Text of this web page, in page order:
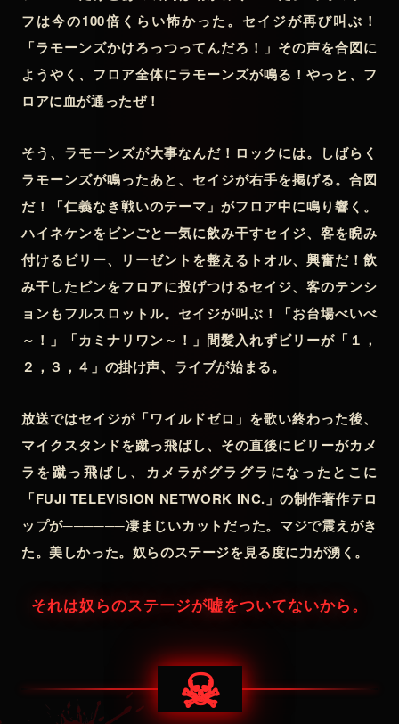
フは今の100倍くらい怖かった。セイジが再び叫ぶ！
「ラモーンズかけろっつってんだろ！」その声を合図に
ようやく、フロア全体にラモーンズが鳴る！やっと、フ
ロアに血が通ったぜ！
そう、ラモーンズが大事なんだ！ロックには。しばらく
ラモーンズが鳴ったあと、セイジが右手を掲げる。合図
だ！「仁義なき戦いのテーマ」がフロア中に鳴り響く。
ハイネケンをビンごと一気に飲み干すセイジ、客を睨み
付けるビリー、リーゼントを整えるトオル、興奮だ！飲
み干したビンをフロアに投げつけるセイジ、客のテンシ
ョンもフルスロットル。セイジが叫ぶ！「お台場べいべ
～！」「カミナリワン～！」間髪入れずビリーが「１，
２，３，４」の掛け声、ライブが始まる。
放送ではセイジが「ワイルドゼロ」を歌い終わった後、
マイクスタンドを蹴っ飛ばし、その直後にビリーがカメ
ラを蹴っ飛ばし、カメラがグラグラになったとこに
「FUJI TELEVISION NETWORK INC.」の制作著作テロ
ップが──────凄まじいカットだった。マジで震えがき
た。美しかった。奴らのステージを見る度に力が湧く。
それは奴らのステージが嘘をついてないから。
☠